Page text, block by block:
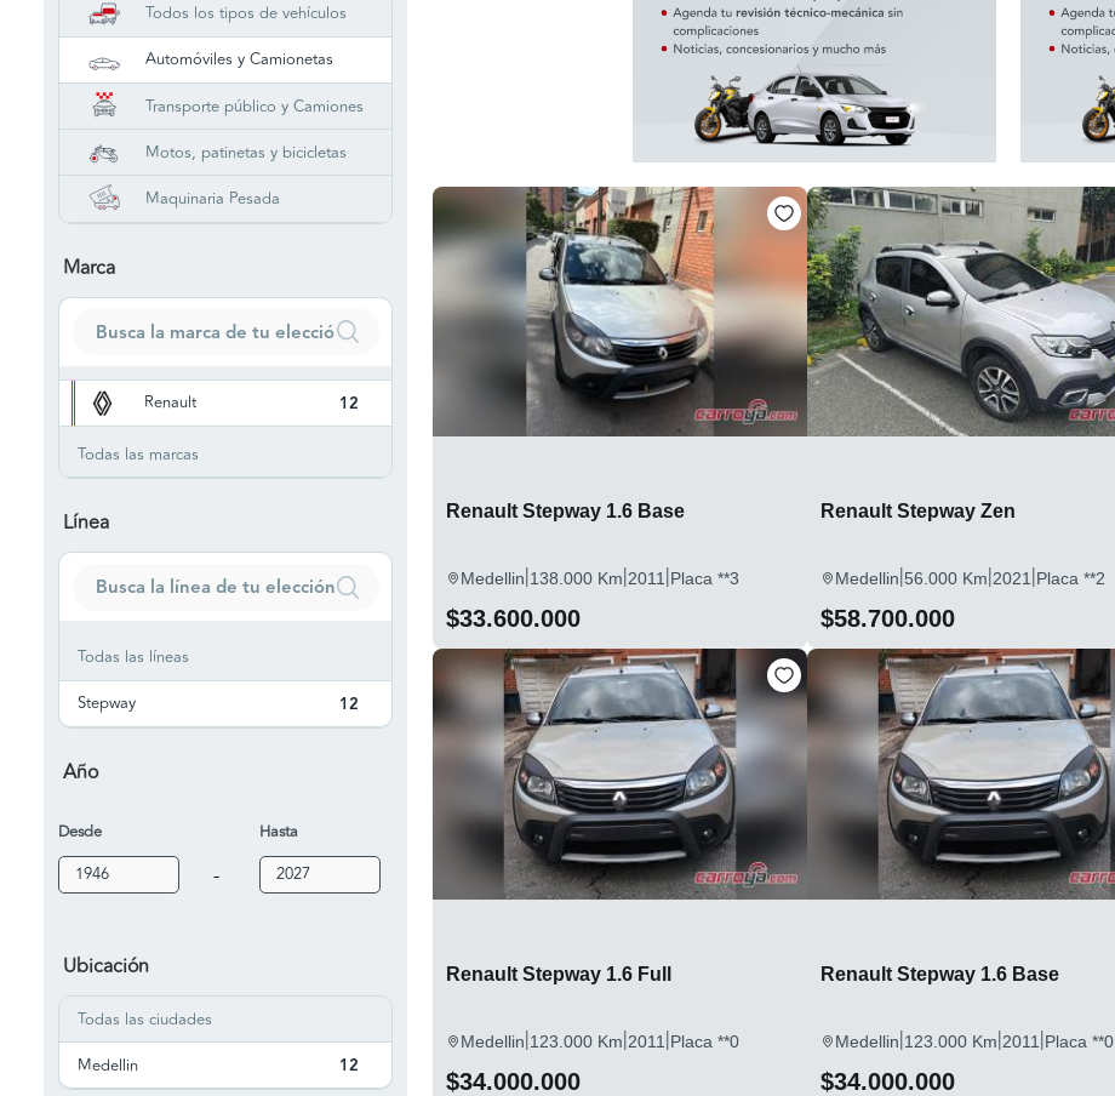
Todos los tipos de vehículos
Automóviles y Camionetas
Transporte público y Camiones
Motos, patinetas y bicicletas
Maquinaria Pesada
Marca
Renault 12
Todas las marcas
Línea
Todas las líneas
Stepway
12
Año
Desde
-
Hasta
Ubicación
Todas las ciudades
Medellin
12
Renault Stepway 1.6 Base
Medellin|138.000 Km|2011 |Placa **3
$33.600.000
Renault Stepway Zen
Medellin|56.000 Km|2021 |Placa **2
$58.700.000
Renault Stepway 1.6 Full
Medellin|123.000 Km|2011 |Placa **0
$34.000.000
Renault Stepway 1.6 Base
Medellin|123.000 Km|2011 |Placa **0
$34.000.000